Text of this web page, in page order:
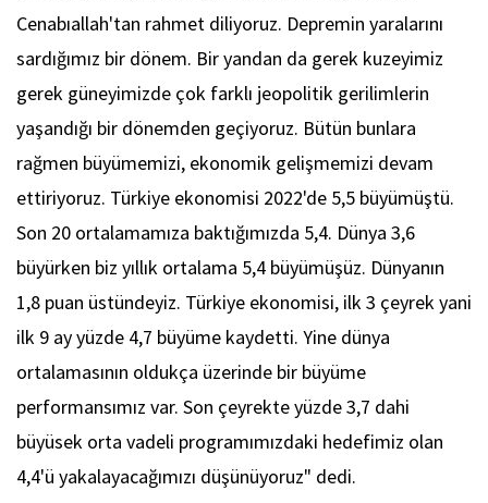
Cenabıallah'tan rahmet diliyoruz. Depremin yaralarını
sardığımız bir dönem. Bir yandan da gerek kuzeyimiz
gerek güneyimizde çok farklı jeopolitik gerilimlerin
yaşandığı bir dönemden geçiyoruz. Bütün bunlara
rağmen büyümemizi, ekonomik gelişmemizi devam
ettiriyoruz. Türkiye ekonomisi 2022'de 5,5 büyümüştü.
Son 20 ortalamamıza baktığımızda 5,4. Dünya 3,6
büyürken biz yıllık ortalama 5,4 büyümüşüz. Dünyanın
1,8 puan üstündeyiz. Türkiye ekonomisi, ilk 3 çeyrek yani
ilk 9 ay yüzde 4,7 büyüme kaydetti. Yine dünya
ortalamasının oldukça üzerinde bir büyüme
performansımız var. Son çeyrekte yüzde 3,7 dahi
büyüsek orta vadeli programımızdaki hedefimiz olan
4,4'ü yakalayacağımızı düşünüyoruz" dedi.